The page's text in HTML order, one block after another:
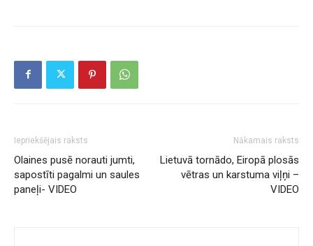
Iepriekšējais raksts
Olaines pusē norauti jumti,
sapostīti pagalmi un saules
paneļi- VIDEO
Nākamais raksts
Lietuvā tornādo, Eiropā plosās
vētras un karstuma viļņi –
VIDEO